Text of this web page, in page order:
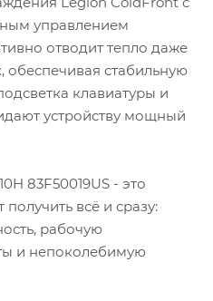
управлением
отводит тепло даже
обеспечивая стабильную
клавиатуры и
устройству мощный
83F50019US - это
получить всё и сразу:
рабочую
и непоколебимую